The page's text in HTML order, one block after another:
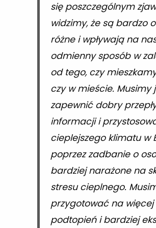
się poszczególnym
widzimy, że są bardzo
różne i wpływają na
odmienny sposób w
od tego, czy
czy w mieście. Musimy
zapewnić dobry
informacji i
cieplejszego klimatu w
poprzez zadbanie o
bardziej narażone na
stresu cieplnego.
przygotować na więcej
podtopień i bardziej